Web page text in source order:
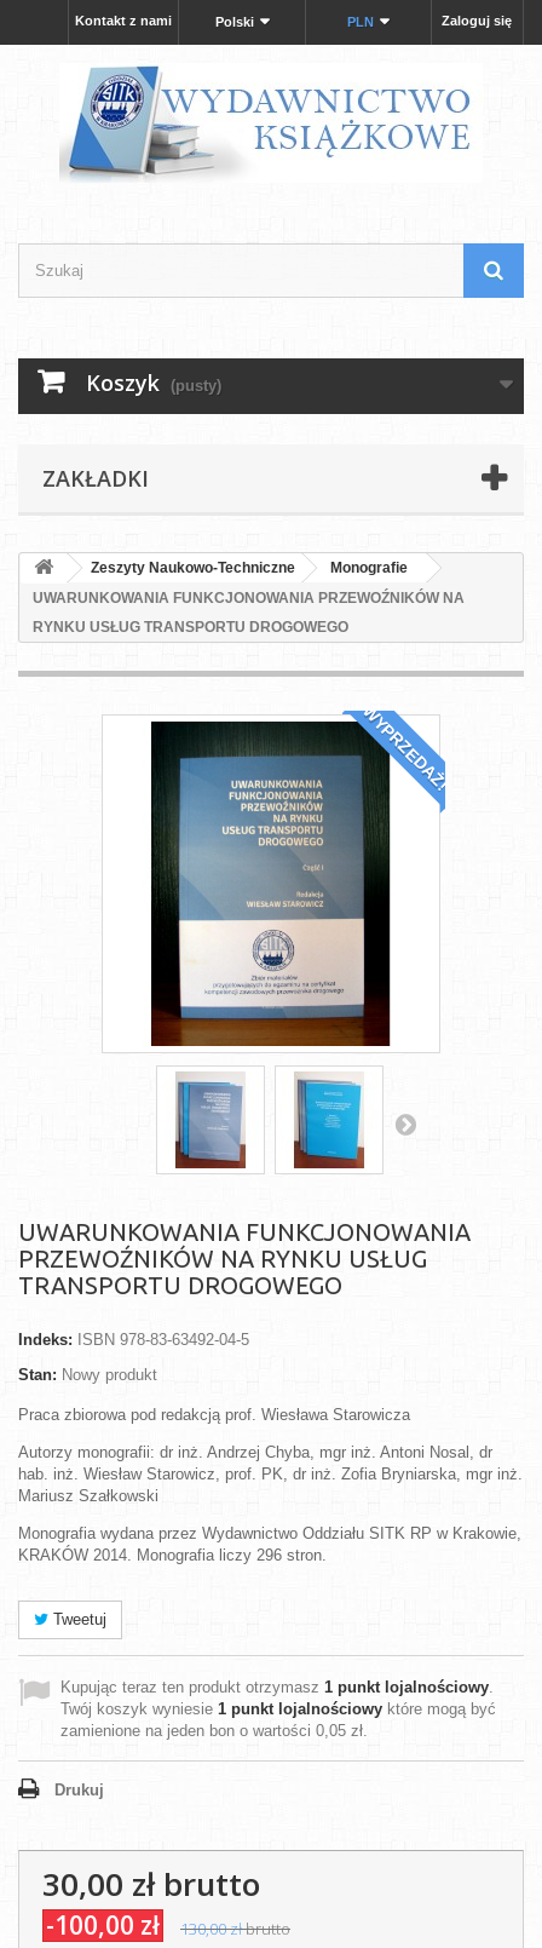
Zaloguj się
PLN
Polski
Kontakt z nami
Koszyk (pusty)
ZAKŁADKI
Zeszyty Naukowo-Techniczne
Monografie
UWARUNKOWANIA FUNKCJONOWANIA PRZEWOŹNIKÓW NA
RYNKU USŁUG TRANSPORTU DROGOWEGO
WYPRZEDAŻ!
UWARUNKOWANIA FUNKCJONOWANIA
PRZEWOŹNIKÓW NA RYNKU USŁUG
TRANSPORTU DROGOWEGO
Indeks: ISBN 978-83-63492-04-5
Stan: Nowy produkt
Praca zbiorowa pod redakcją prof. Wiesława Starowicza
Autorzy monografii: dr inż. Andrzej Chyba, mgr inż. Antoni Nosal, dr
hab. inż. Wiesław Starowicz, prof. PK, dr inż. Zofia Bryniarska, mgr inż.
Mariusz Szałkowski
Monografia wydana przez Wydawnictwo Oddziału SITK RP w Krakowie,
KRAKÓW 2014. Monografia liczy 296 stron.
Tweetuj
Kupując teraz ten produkt otrzymasz 1 punkt lojalnościowy.
Twój koszyk wyniesie 1 punkt lojalnościowy które mogą być
zamienione na jeden bon o wartości 0,05 zł.
Drukuj
30,00 złbrutto
-100,00 zł 130,00 złbrutto